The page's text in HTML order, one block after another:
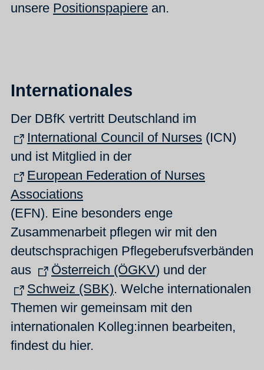
unsere Positionspapiere an.
Internationales
Der DBfK vertritt Deutschland im
International Council of Nurses (ICN)
und ist Mitglied in der
European Federation of Nurses
Associations
(EFN). Eine besonders enge
Zusammenarbeit pflegen wir mit den
deutschsprachigen Pflegeberufsverbänden
aus
Österreich (ÖGKV) und der
Schweiz (SBK). Welche internationalen
Themen wir gemeinsam mit den
internationalen Kolleg:innen bearbeiten,
findest du hier.